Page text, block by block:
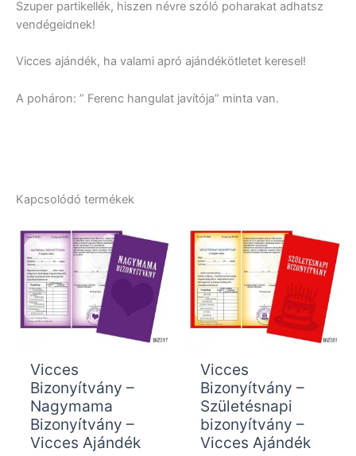
Szuper partikellék, hiszen névre szóló poharakat adhatsz
vendégeidnek!
Vicces ajándék, ha valami apró ajándékötletet keresel!
A poháron: ” Ferenc hangulat javítója” minta van.
Kapcsolódó termékek
Vicces
Bizonyítvány –
Nagymama
Bizonyítvány –
Vicces Ajándék
Vicces
Bizonyítvány –
Születésnapi
bizonyítvány –
Vicces Ajándék